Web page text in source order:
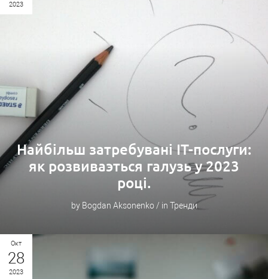
2023
Найбільш затребувані IT-послуги:
як розвиваэться галузь у 2023
році.
by Bogdan Aksonenko / in Тренди
Окт
28
2023